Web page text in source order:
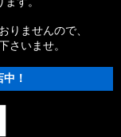
りませんので、
さいませ。
！